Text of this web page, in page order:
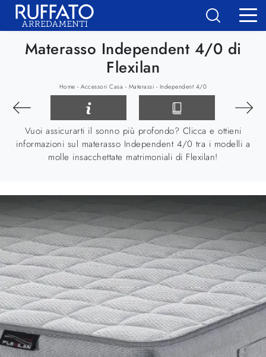
Materasso Independent 4/0 di
Flexilan
Home -Accessori Casa - Materassi - Independent 4/0
Vuoi assicurarti il sonno più profondo? Clicca e ottieni
informazioni sul materasso Independent 4/0 tra i modelli a
molle insacchettate matrimoniali di Flexilan!